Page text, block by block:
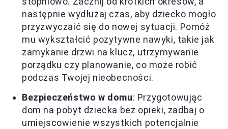
następnie wydłużaj czas, aby dziecko mogło
przyzwyczaić się do nowej sytuacji. Pomóż
mu wykształcić pozytywne nawyki, takie jak
zamykanie drzwi na klucz, utrzymywanie
porządku czy planowanie, co może robić
podczas Twojej nieobecności.
Bezpieczeństwo w domu: Przygotowując
dom na pobyt dziecka bez opieki, zadbaj o
umiejscowienie wszystkich potencjalnie